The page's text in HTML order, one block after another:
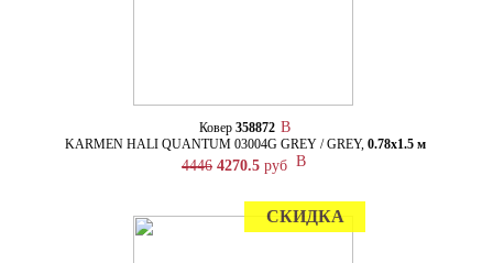
Ковер 358872
KARMEN HALI QUANTUM 03004G GREY / GREY, 0.78х1.5 м
4446 4270.5 руб
СКИДКА